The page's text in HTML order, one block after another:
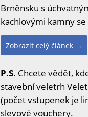
Brněnsku s
kachlovými kamny
Zobrazit celý článek →
P.S. Chcete vědět,
stavební veletrh
(počet vstupenek je
slevové vouchery.